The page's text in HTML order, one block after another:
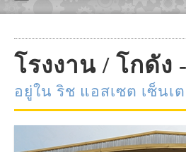
โรงงาน / โกดัง
อยู่ใน ริช แอสเซต เซ็นเ